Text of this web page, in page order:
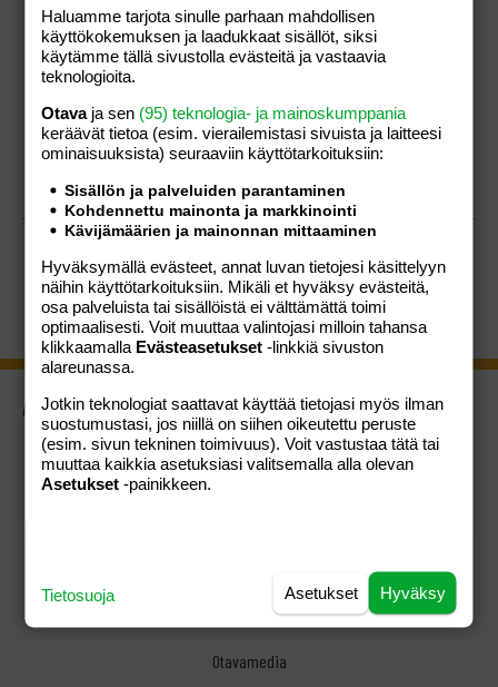
168,00€106,00
LISÄÄ
OSTOSKORIIN
Otavamedia
Otavamedian yleiset ehdot
ASIAKASPALVELU
Usein kysytyt kysymykset
Palautusoikeus
Haluamme tarjota sinulle parhaan mahdollisen
käyttökokemuksen ja laadukkaat sisällöt, siksi
käytämme tällä sivustolla evästeitä ja vastaavia
teknologioita.
Otava ja sen (95) teknologia- ja mainoskumppania
keräävät tietoa (esim. vierailemis­tasi sivuista ja laitteesi
ominaisuuk­sista) seuraaviin käyttötarkoituksiin:
Sisällön ja palveluiden parantaminen
Kohdennettu mainonta ja markkinointi
Kävijämäärien ja mainonnan mittaaminen
Hyväksymällä evästeet, annat luvan tietojesi käsittelyyn
näihin käyttötarkoituksiin. Mikäli et hyväksy evästeitä,
osa palveluista tai sisällöistä ei välttämättä toimi
optimaalisesti. Voit muuttaa valintojasi milloin tahansa
klikkaamalla Evästeasetukset -linkkiä sivuston
alareunassa.
Jotkin teknologiat saattavat käyttää tietojasi myös ilman
suostumustasi, jos niillä on siihen oikeutettu peruste
(esim. sivun tekninen toimivuus). Voit vastustaa tätä tai
muuttaa kaikkia asetuksiasi valitsemalla alla olevan
Asetukset -painikkeen.
Hyväksy
Asetukset
Tietosuoja